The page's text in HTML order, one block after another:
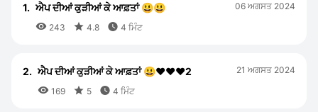
1. ਐਪ ਦੀਆਂ ਕੁੜੀਆਂ ਕੇ ਆਫ਼ਤਾਂ 😃😃
 243  4.8  4 ਮਿੰਟ
06 ਅਗਸਤ 2024
2. ਐਪ ਦੀਆਂ ਕੁੜੀਆਂ ਕੇ ਆਫ਼ਤਾਂ 😃❤️❤️❤️2
 169  5  4 ਮਿੰਟ
21 ਅਗਸਤ 2024